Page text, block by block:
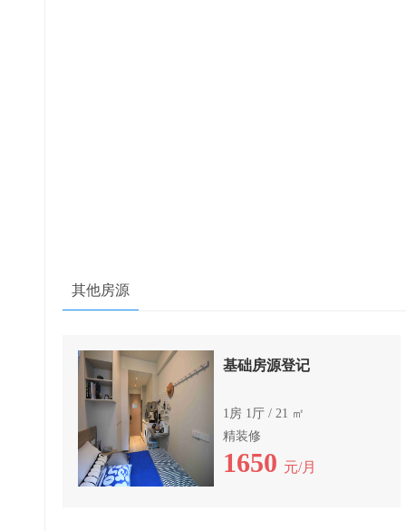
其他房源
基础房源登记
1房 1厅 / 21 ㎡
精装修
1650 元/月